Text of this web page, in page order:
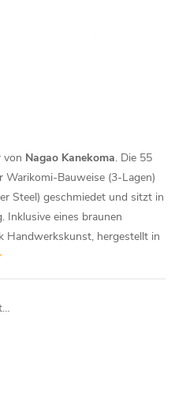
von Nagao Kanekoma. Die 55
Warikomi-Bauweise (3-Lagen)
Steel) geschmiedet und sitzt in
Inklusive eines braunen
Handwerkskunst, hergestellt in